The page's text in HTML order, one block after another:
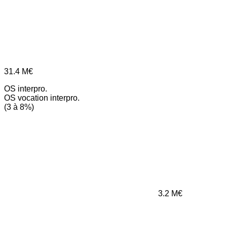
31.4 M€
OS interpro.
OS vocation interpro.
(3 à 8%)
3.2 M€